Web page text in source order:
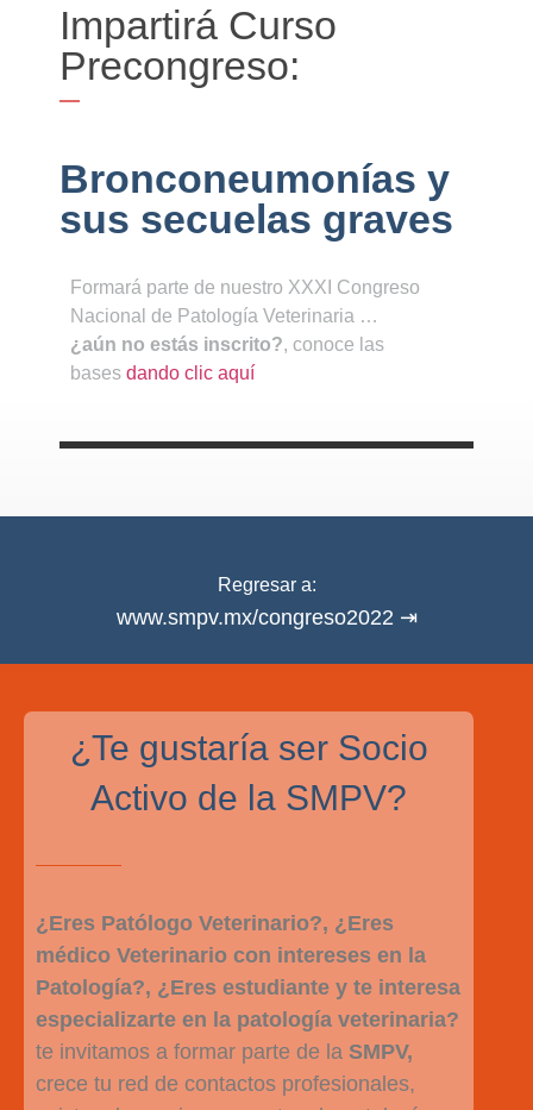
Impartirá Curso
Precongreso:
Bronconeumonías y
sus secuelas graves
Formará parte de nuestro XXXI Congreso
Nacional de Patología Veterinaria …
¿aún no estás inscrito?, conoce las
bases dando clic aquí
Regresar a:
www.smpv.mx/congreso2022 ⇥
¿Te gustaría ser Socio
Activo de la SMPV?
¿Eres Patólogo Veterinario?, ¿Eres
médico Veterinario con intereses en la
Patología?, ¿Eres estudiante y te interesa
especializarte en la patología veterinaria?
te invitamos a formar parte de la SMPV,
crece tu red de contactos profesionales,